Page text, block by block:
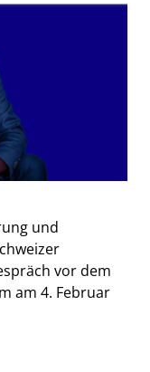
und
vor dem
am 4. Februar